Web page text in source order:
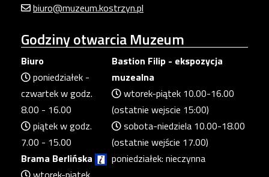
biuro@muzeum.kostrzyn.pl
Godzinyotwarcia Muzeum
Biuro
poniedziałek -
czwartek w godz.
8.00 - 16.00
piątek w godz.
7.00 - 15.00
Brama Berlińska
Bastion Filip - ekspozycja
muzealna
wtorek-piątek 10.00-16.00
(ostatnie wejscie 15:00)
sobota-niedziela 10.00-18.00
(ostatnie wejście 17.00)
poniedziałek: nieczynna